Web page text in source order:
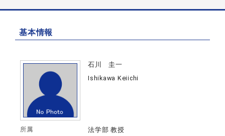
基本情報
石川 圭一
Ishikawa Keiichi
所属 法学部 教授